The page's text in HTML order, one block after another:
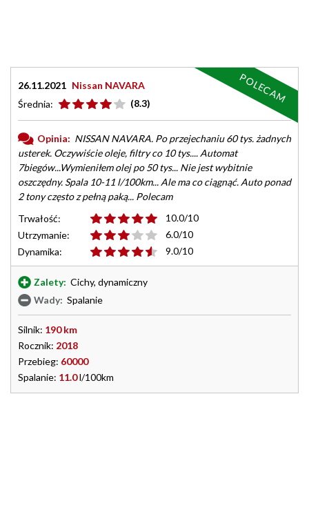
26.11.2021 Nissan NAVARA
Średnia:
(8.3)
Opinia: NISSAN NAVARA. Po przejechaniu 60 tys. żadnych
usterek. Oczywiście oleje, filtry co 10 tys.... Automat
7biegów...Wymieniłem olej po 50 tys... Nie jest wybitnie
oszczędny. Spala 10-11 l/100km... Ale ma co ciągnąć. Auto ponad
2 tony często z pełną paką... Polecam
Trwałość:
10.0/10
Utrzymanie:
6.0/10
Dynamika:
9.0/10
Zalety: Cichy, dynamiczny
Wady: Spalanie
Silnik: 190 km
Rocznik: 2018
Przebieg: 60000
Spalanie: 11.0l/100km
POLECAM